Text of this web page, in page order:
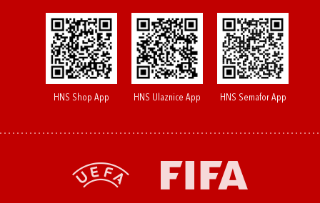
HNS Shop App HNS Ulaznice App HNS Semafor App